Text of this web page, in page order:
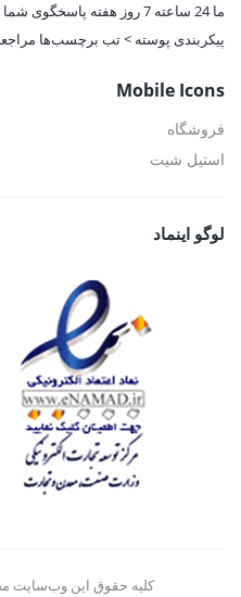
ما 24 ساعته 7 روز هفته
پیکربندی پوسته > تب برچسب‌ها
Mobile Icons
فروشگاه
استیل شیت
لوگو اینماد
کلیه حقوق این وب‌سایت محفوظ